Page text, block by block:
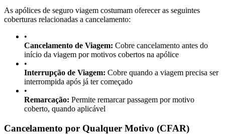
As apólices de seguro viagem costumam oferecer as seguintes
coberturas relacionadas a cancelamento:
•
Cancelamento de Viagem: Cobre cancelamento antes do
início da viagem por motivos cobertos na apólice
•
Interrupção de Viagem: Cobre quando a viagem precisa ser
interrompida após já ter começado
•
Remarcação: Permite remarcar passagem por motivo
coberto, quando aplicável
Cancelamento por Qualquer Motivo (CFAR)